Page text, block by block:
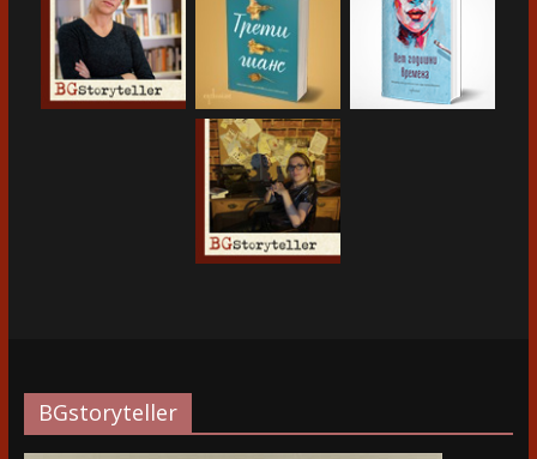
BGstoryteller